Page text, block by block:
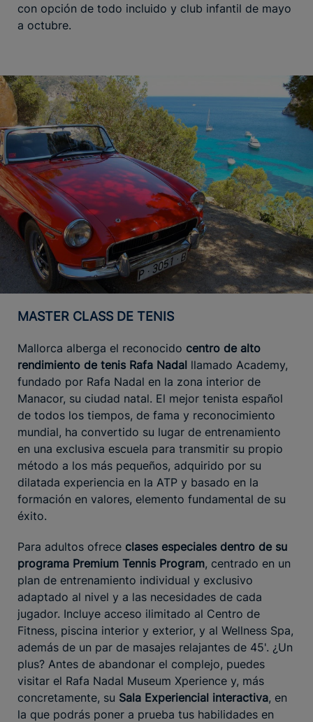
con opción de todo incluido y club infantil de mayo
a octubre.
MASTER CLASS DE TENIS
Mallorca alberga el reconocido centro de alto
rendimiento de tenis Rafa Nadal llamado Academy,
fundado por Rafa Nadal en la zona interior de
Manacor, su ciudad natal. El mejor tenista español
de todos los tiempos, de fama y reconocimiento
mundial, ha convertido su lugar de entrenamiento
en una exclusiva escuela para transmitir su propio
método a los más pequeños, adquirido por su
dilatada experiencia en la ATP y basado en la
formación en valores, elemento fundamental de su
éxito.
Para adultos ofrece clases especiales dentro de su
programa Premium Tennis Program, centrado en un
plan de entrenamiento individual y exclusivo
adaptado al nivel y a las necesidades de cada
jugador. Incluye acceso ilimitado al Centro de
Fitness, piscina interior y exterior, y al Wellness Spa,
además de un par de masajes relajantes de 45'. ¿Un
plus? Antes de abandonar el complejo, puedes
visitar el Rafa Nadal Museum Xperience y, más
concretamente, su Sala Experiencial interactiva, en
la que podrás poner a prueba tus habilidades en